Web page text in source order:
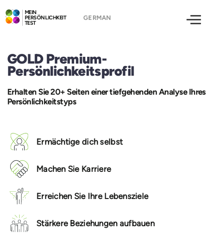
MEIN
PERSÖNLICHKEIT
TEST
GOLD Premium-
Persönlichkeitsprofil
Erhalten Sie 20+ Seiten einer tiefgehenden Analyse Ihres
Persönlichkeitstyps
Ermächtige dich selbst
Machen Sie Karriere
Erreichen Sie Ihre Lebensziele
Stärkere Beziehungen aufbauen